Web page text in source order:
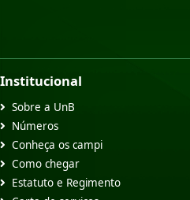
Institucional
Sobre a UnB
Números
Conheça os campi
Como chegar
Estatuto e Regimento